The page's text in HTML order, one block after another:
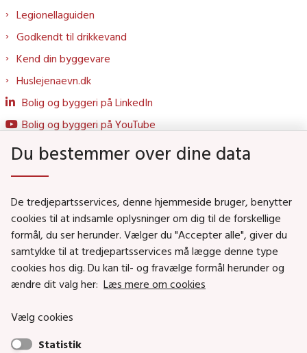
Legionellaguiden
Godkendt til drikkevand
Kend din byggevare
Huslejenaevn.dk
Bolig og byggeri på LinkedIn
Bolig og byggeri på YouTube
Social- og Boligministeriet
Job i Social- og Boligstyrelsen
Puljer og tilskud
Nyhedsbreve
Social- og Boligstyrelsens nyheder som RSS feed
Du bestemmer over dine data
De tredjepartsservices, denne hjemmeside bruger, benytter
cookies til at indsamle oplysninger om dig til de forskellige
formål, du ser herunder. Vælger du "Accepter alle", giver du
samtykke til at tredjepartsservices må lægge denne type
cookies hos dig. Du kan til- og fravælge formål herunder og
ændre dit valg her: Læs mere om cookies
Vælg cookies
Statistik